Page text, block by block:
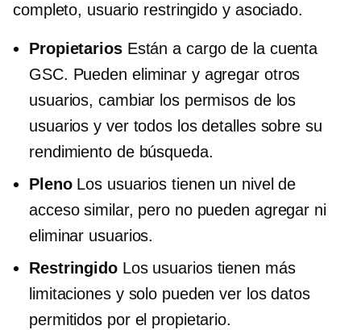
completo, usuario restringido y asociado.
PropietariosEstán a cargo de la cuenta
GSC. Pueden eliminar y agregar otros
usuarios, cambiar los permisos de los
usuarios y ver todos los detalles sobre su
rendimiento de búsqueda.
PlenoLos usuarios tienen un nivel de
acceso similar, pero no pueden agregar ni
eliminar usuarios.
RestringidoLos usuarios tienen más
limitaciones y solo pueden ver los datos
permitidos por el propietario.